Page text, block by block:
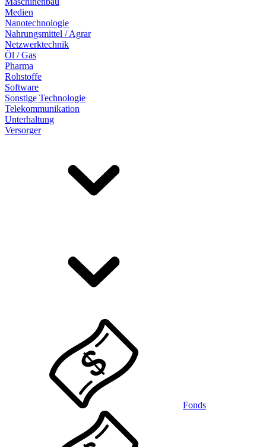
Medien
Nanotechnologie
Nahrungsmittel / Agrar
Netzwerktechnik
Öl / Gas
Pharma
Rohstoffe
Software
Sonstige Technologie
Telekommunikation
Unterhaltung
Versorger
Fonds